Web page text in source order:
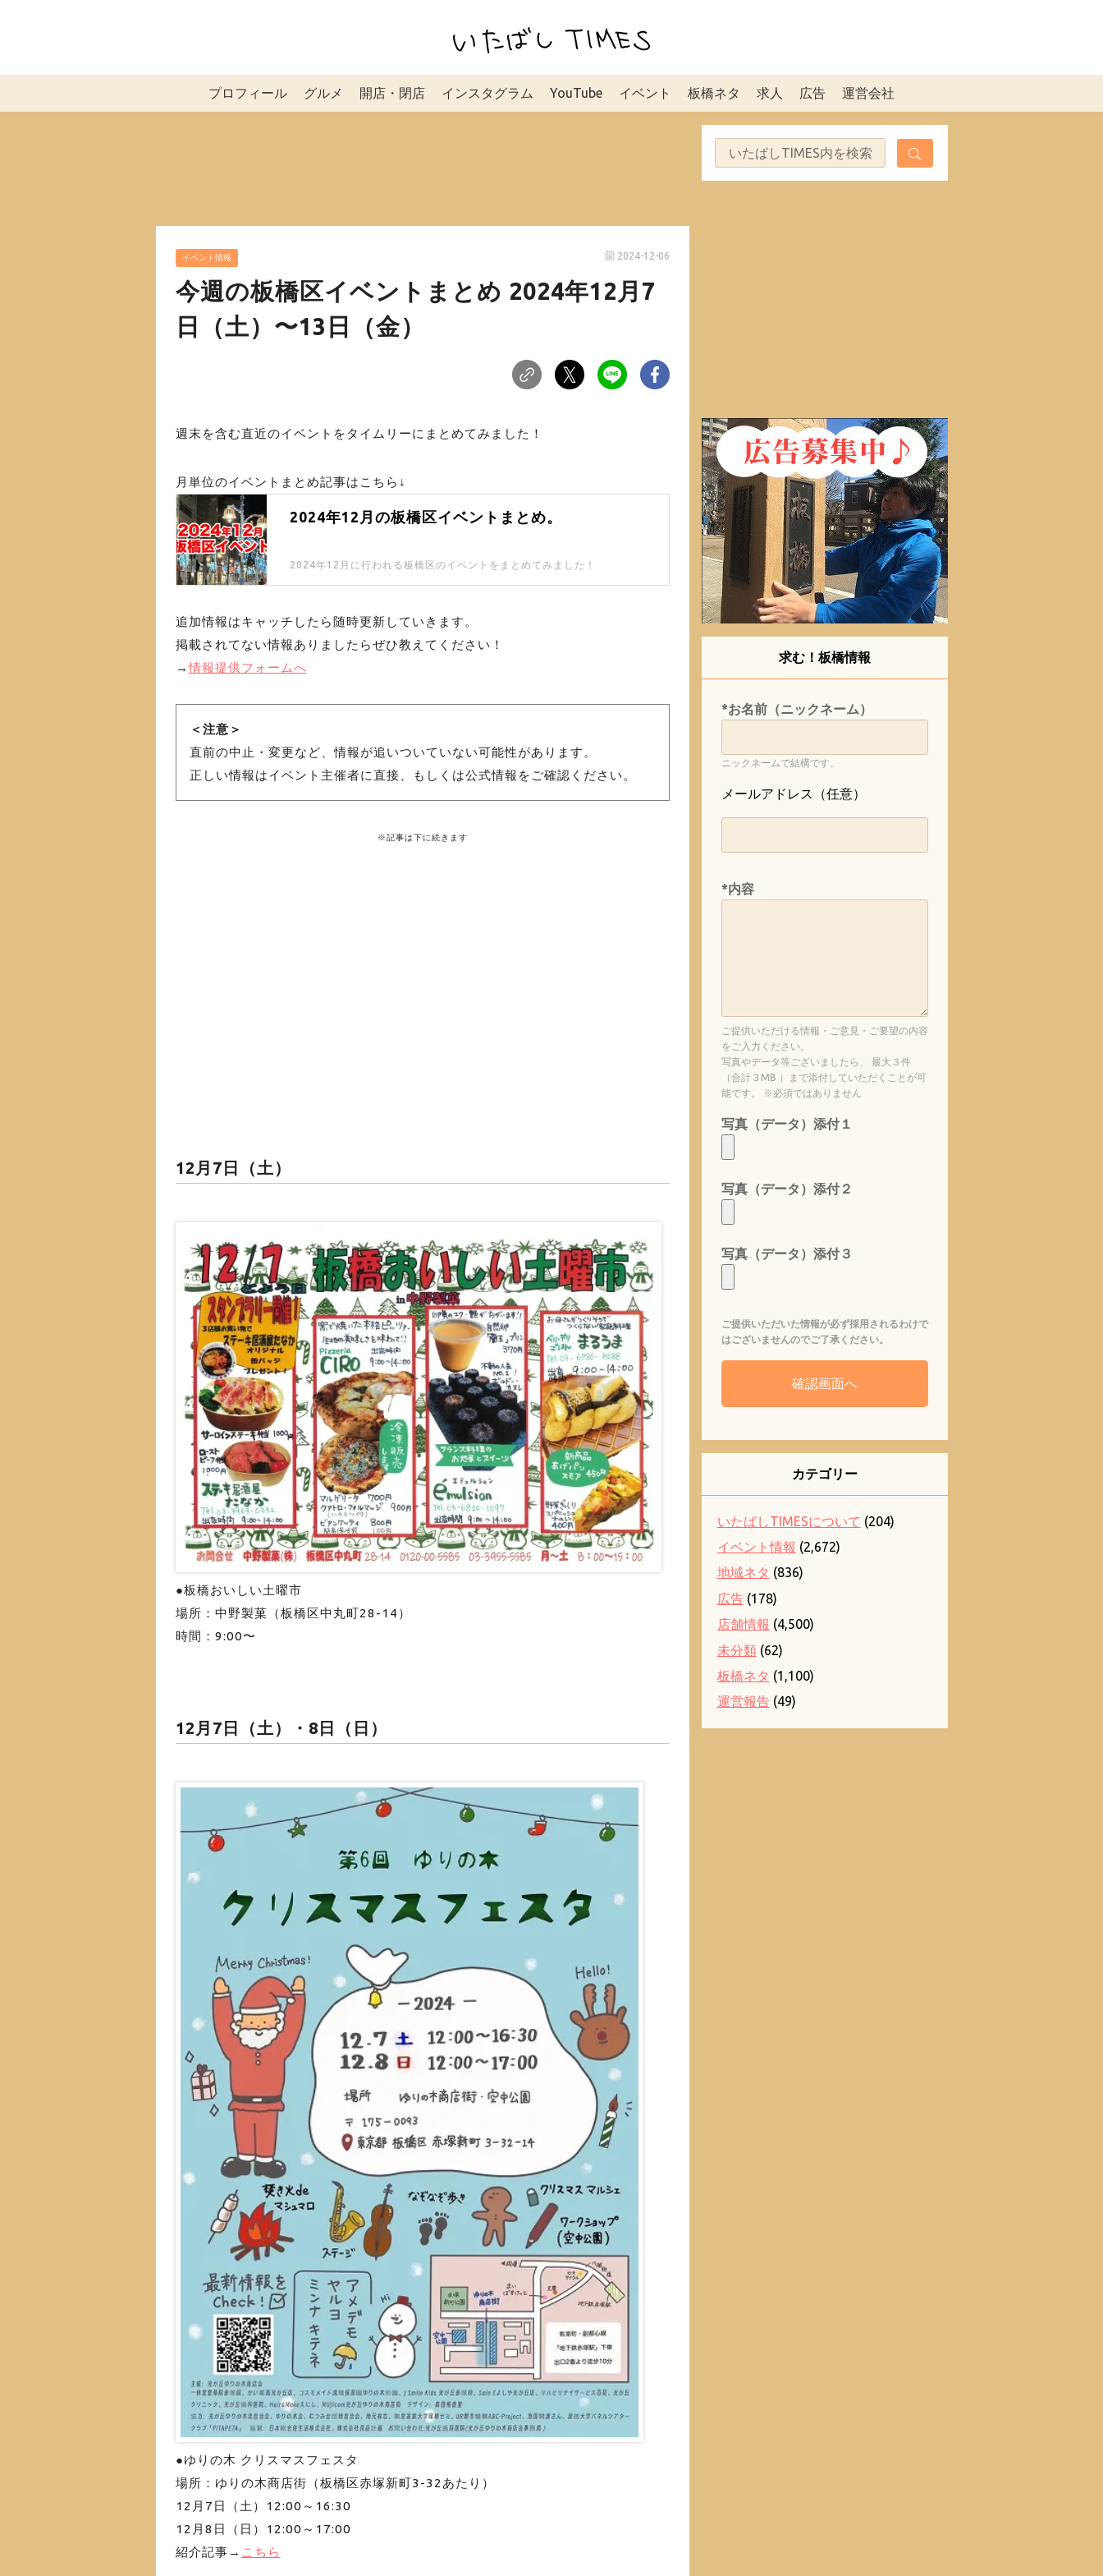
プロフィール グルメ 開店・閉店 インスタグラム YouTube イベント 板橋ネタ 求人 広告 運営会社
イベント情報 2024-12-06
今週の板橋区イベントまとめ 2024年12月7
日（土）〜13日（金）
週末を含む直近のイベントをタイムリーにまとめてみました！
月単位のイベントまとめ記事はこちら↓
2024年12月の板橋区イベントまとめ。
2024年12月に行われる板橋区のイベントをまとめてみました！
追加情報はキャッチしたら随時更新していきます。
掲載されてない情報ありましたらぜひ教えてください！
→情報提供フォームへ
＜注意＞
直前の中止・変更など、情報が追いついていない可能性があります。
正しい情報はイベント主催者に直接、もしくは公式情報をご確認ください。
※記事は下に続きます
12月7日（土）
●板橋おいしい土曜市
場所：中野製菓（板橋区中丸町28-14）
時間：9:00〜
12月7日（土）・8日（日）
●ゆりの木 クリスマスフェスタ
場所：ゆりの木商店街（板橋区赤塚新町3-32あたり）
12月7日（土）12:00～16:30
12月8日（日）12:00～17:00
紹介記事→ こちら
求む！板橋情報
*お名前（ニックネーム）
ニックネームで結構です。
メールアドレス（任意）
*内容
ご提供いただける情報・ご意見・ご要望の内容
をご入力ください。
写真やデータ等ございましたら、 最大３件
（合計３MB ）まで添付していただくことが可
能です。 ※必須ではありません
写真（データ）添付１
写真（データ）添付２
写真（データ）添付３
ご提供いただいた情報が必ず採用されるわけで
はございませんのでご了承ください。
カテゴリー
いたばしTIMESについて (204)
イベント情報 (2,672)
地域ネタ (836)
広告(178)
店舗情報 (4,500)
未分類(62)
板橋ネタ (1,100)
運営報告(49)